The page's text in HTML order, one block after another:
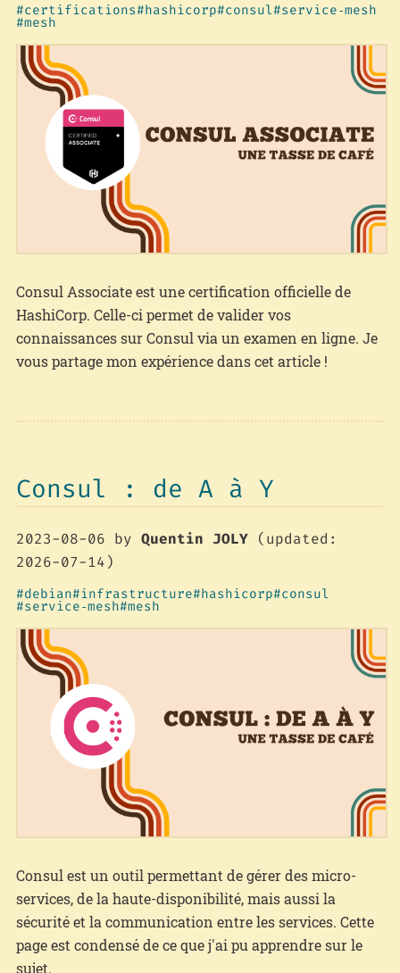
certifications hashicorp consul service‑mesh
mesh
Consul Associate est une certification officielle de
HashiCorp. Celle-ci permet de valider vos
connaissances sur Consul via un examen en ligne. Je
vous partage mon expérience dans cet article !
Consul : de A à Y
2023-08-06 by Quentin JOLY(updated:
2026-07-14)
debian infrastructure hashicorp consul
service‑mesh mesh
Consul est un outil permettant de gérer des micro-
services, de la haute-disponibilité, mais aussi la
sécurité et la communication entre les services. Cette
page est condensé de ce que j'ai pu apprendre sur le
sujet.